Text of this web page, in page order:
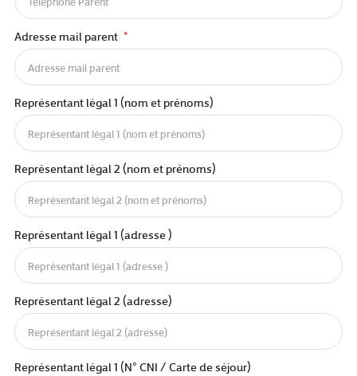
Adresse mail parent
Représentant légal 1 (nom et prénoms)
Représentant légal 2 (nom et prénoms)
Représentant légal 1 (adresse )
Représentant légal 2 (adresse)
Représentant légal 1 (N° CNI / Carte de séjour)